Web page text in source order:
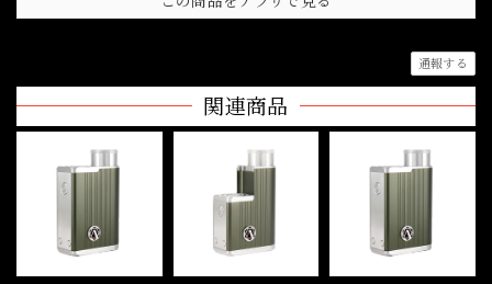
通報する
関連商品